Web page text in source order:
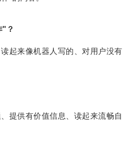
"？
起来像机器人写的、对用户没有
提供有价值信息、读起来流畅自